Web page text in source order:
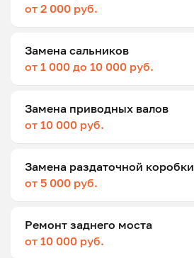
от 2 000 руб.
Замена сальников
от 1 000 до 10 000 руб.
Замена приводных валов
от 10 000 руб.
Замена раздаточной коробки
от 5 000 руб.
Ремонт заднего моста
от 10 000 руб.